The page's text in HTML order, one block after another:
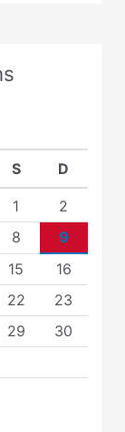
S D
1
2
8
9
15
16
22
23
29
30